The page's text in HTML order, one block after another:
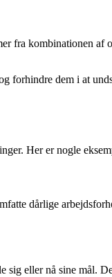
fra kombinationen
forhindre dem i at
Her er nogle
dårlige
sig eller nå sine mål.